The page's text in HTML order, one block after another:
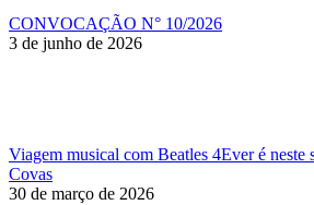
CONVOCAÇÃO N° 10/2026
3 de junho de 2026
Viagem musical com Beatles 4Ever é neste
Covas
30 de março de 2026